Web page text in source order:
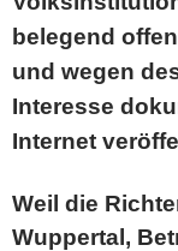
belegend
und wegen
Interesse
Internet
Weil die
Wuppertal,